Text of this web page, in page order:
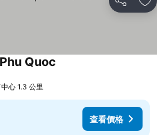
分享 加
Quoc
心 1.3 公里
查看價格